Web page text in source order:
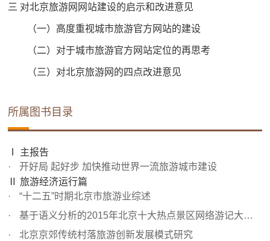
三 对北京旅游网网站建设的启示和改进意见
（一）高度重视城市旅游官方网站的建设
（二）对于城市旅游官方网站定位的再思考
（三）对北京旅游网的四点改进意见
所属图书目录
Ⅰ 主报告
开好局 起好步 加快推动世界一流旅游城市建设
Ⅱ 旅游经济运行篇
“十二五”时期北京市旅游业综述
基于语义分析的2015年北京十大热点景区网络游记大数据分析
北京京郊传统村落旅游创新发展模式研究